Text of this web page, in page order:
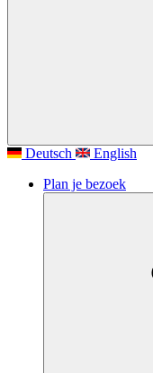
Deutsch
English
Plan je bezoek